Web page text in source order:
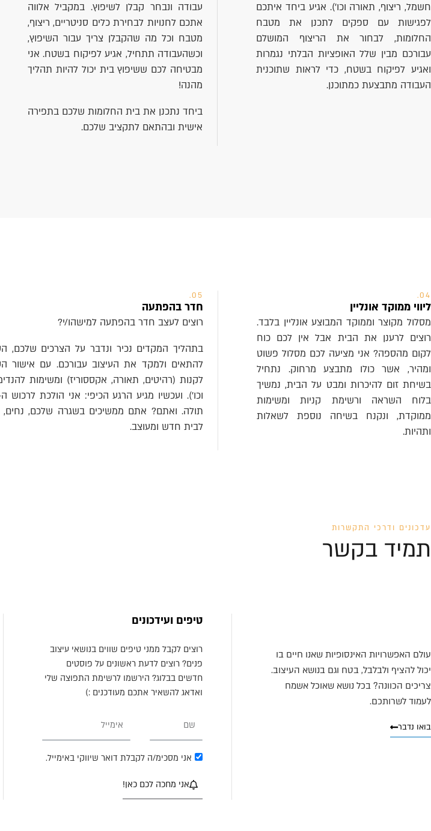
חשמל, ריצוף, תאורה וכו'). אגיע ביחד איתכם
לפגישות עם ספקים לתכנן את מטבח
החלומות, לבחור את הריצוף המושלם
עבורכם מבין שלל האופציות הבלתי נגמרות
ואגיע לפיקוח בשטח, כדי לראות שתוכנית
העבודה מתבצעת כמתוכנן.
עבודה ונבחר קבלן לשיפוץ. במקביל אלווה
אתכם לחנויות לבחירת כלים סניטריים, ריצוף,
מטבח וכל מה שהקבלן צריך עבור השיפוץ,
וכשהעבודה תתחיל, אגיע לפיקוח בשטח. אני
מבטיחה לכם ששיפוץ בית יכול להיות תהליך
מהנה!
ביחד נתכנן את בית החלומות שלכם בתפירה
אישית ובהתאם לתקציב שלכם.
04.
ליווי ממוקד אונליין
מסלול מקוצר וממוקד המבוצע אונליין בלבד.
רוצים לרענן את הבית אבל אין לכם כוח
לקום מהספה? אני מציעה לכם מסלול פשוט
ומהיר, אשר כולו מתבצע מרחוק. נתחיל
בשיחת זום להיכרות ומבט על הבית, נמשיך
בלוח השראה ורשימת קניות ומשימות
ממוקדת, ונקנח בשיחה נוספת לשאלות
ותהיות.
05.
חדר בהפתעה
רוצים לעצב חדר בהפתעה למישהו/י?
בתהליך המקדים נכיר ונדבר על הצרכים שלכם,
להתאים ולמקד את העיצוב עבורכם. עם אישור
לקנות (רהיטים, תאורה, אקססוריז) ומשימות
וכו'). ועכשיו מגיע הרגע הכיפי: אני הולכת
תולה. ואתם? אתם ממשיכים בשגרה שלכם, נחים,
לבית חדש ומעוצב.
עדכונים ודרכי התקשרות
תמיד בקשר
עולם האפשרויות האינסופיות שאנו חיים בו
יכול להציף ולבלבל, בטח וגם בנושא העיצוב.
צריכים הכוונה? בכל נושא שאוכל אשמח
לעמוד לשרותכם.
בואו נדבר
טיפים ועידכונים
רוצים לקבל ממני טיפים שווים בנושאי עיצוב
פנים? רוצים לדעת ראשונים על פוסטים
חדשים בבלוג? הירשמו לרשימת התפוצה שלי
ואדאג להשאיר אתכם מעודכנים :)
שם אימייל
טקסט
אני מסכימ/ה לקבלת דואר שיווקי באימייל.
אני מחכה לכם כאן!